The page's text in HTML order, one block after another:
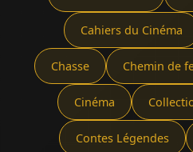
Cahiers du Cinéma
Chasse Chemin de
Cinéma
Contes Légendes